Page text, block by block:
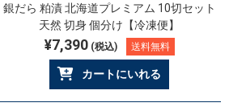
銀だら 粕漬 北海道プレミアム 10切セット
天然 切身 個分け【冷凍便】
¥7,390(税込) 送料無料
カートにいれる